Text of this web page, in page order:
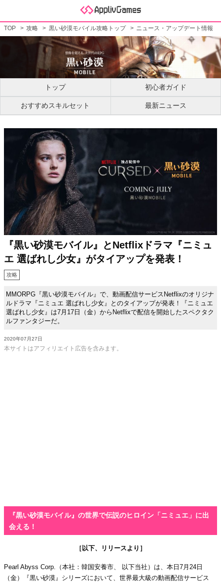
TOP 攻略 黒い砂漠モバイル攻略トップ ニュース・アップデート情報
トップ 初心者ガイド
おすすめスキルセット 最新ニュース
『黒い砂漠モバイル』とNetflixドラマ『ニミュ
エ 選ばれし少女』がタイアップを発表！
攻略
MMORPG『黒い砂漠モバイル』で、動画配信サービスNetflixのオリジナ
ルドラマ『ニミュエ 選ばれし少女』とのタイアップが発表！『ニミュエ
選ばれし少女』は7月17日（金）からNetflixで配信を開始したスペクタク
ルファンタジーだ。
2020年07月27日
本サイトはアフィリエイト広告を含みます。
『黒い砂漠モバイル』の世界で伝説のヒロイン「ニミュエ」に出
会える！
［以下、リリースより］
Pearl Abyss Corp.（本社：韓国安養市、 以下当社）は、本日7月24日
（金）『黒い砂漠』シリーズにおいて、世界最大級の動画配信サービス